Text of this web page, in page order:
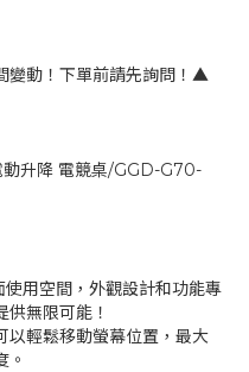
變動！下單前請先詢問！▲
升降 電競桌/GGD-G70-
用空間，外觀設計和功能專
無限可能！
以輕鬆移動螢幕位置，最大
。